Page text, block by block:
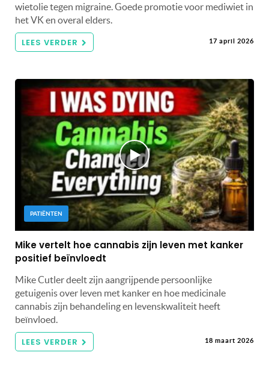
wietolie tegen migraine. Goede promotie voor mediwiet in
het VK en overal elders.
LEES VERDER 17 april 2026
PATIËNTEN
Mike vertelt hoe cannabis zijn leven met kanker
positief beïnvloedt
Mike Cutler deelt zijn aangrijpende persoonlijke
getuigenis over leven met kanker en hoe medicinale
cannabis zijn behandeling en levenskwaliteit heeft
beïnvloed.
LEES VERDER 18 maart 2026